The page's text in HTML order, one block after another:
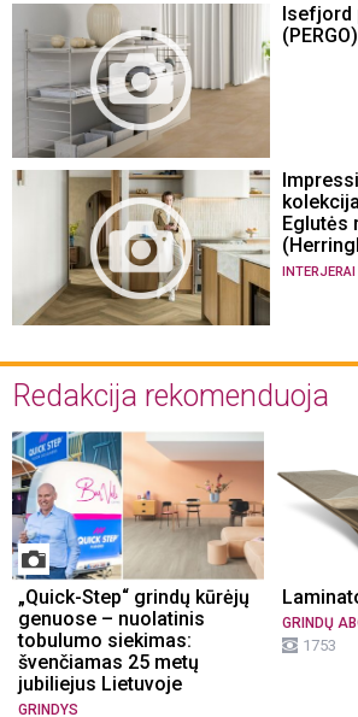
Isefjord
(PERGO)
Eglutės
INTERJERAI
Redakcija rekomenduoja
„Quick-Step“ grindų kūrėjų
genuose – nuolatinis
tobulumo siekimas:
švenčiamas 25 metų
jubiliejus Lietuvoje
GRINDYS
GRINDŲ
1753